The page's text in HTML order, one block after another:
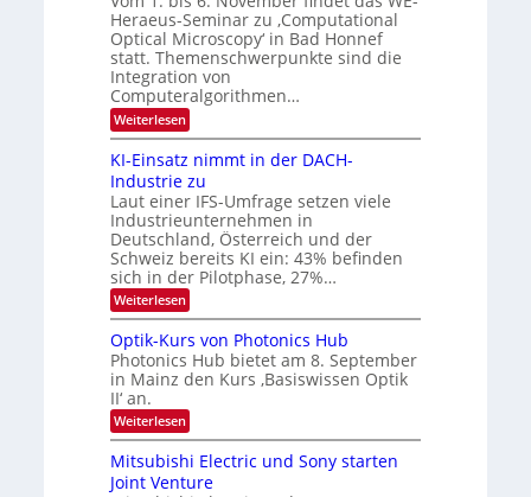
d
B
i
l
d
v
e
r
a
r
b
e
i
t
u
n
g
s
-
T
e
n
k
t
s
e
n
s
m
e
l
d
e
t
s
t
a
r
k
e
s
W
a
c
h
s
t
u
i
m
e
r
s
Heraeus-Seminar zu ‚Computational
Optical Microscopy‘ in Bad Honnef
statt. Themenschwerpunkte sind die
Integration von
Computeralgorithmen…
Weiterlesen:
8
9
.
W
E
-
H
e
r
a
e
u
s
-
S
m
i
a
r
KI-Einsatz nimmt in der DACH-
Industrie zu
Laut einer IFS-Umfrage setzen viele
Industrieunternehmen in
Deutschland, Österreich und der
Schweiz bereits KI ein: 43% befinden
sich in der Pilotphase, 27%…
Weiterlesen:
K
-
E
i
s
a
z
n
Optik-Kurs von Photonics Hub
Photonics Hub bietet am 8. September
in Mainz den Kurs ‚Basiswissen Optik
II‘ an.
Weiterlesen:
O
p
t
i
Mitsubishi Electric und Sony starten
Joint Venture